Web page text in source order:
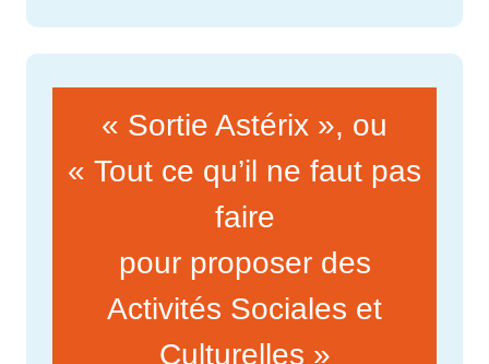
« Sortie Astérix », ou
« Tout ce qu’il ne faut pas
faire
pour proposer des
Activités Sociales et
Culturelles »